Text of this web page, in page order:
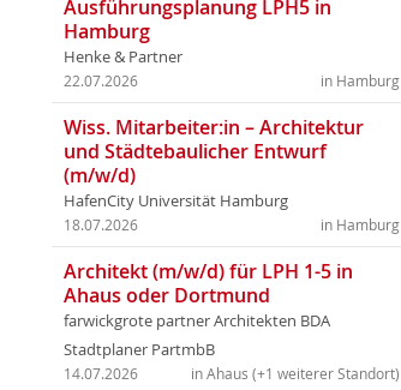
Ausführungsplanung LPH5 in
Hamburg
Henke & Partner
in Hamburg
22.07.2026
Wiss. Mitarbeiter:in – Architektur
und Städtebaulicher Entwurf
(m/w/d)
HafenCity Universität Hamburg
in Hamburg
18.07.2026
Architekt (m/w/d) für LPH 1-5 in
Ahaus oder Dortmund
farwickgrote partner Architekten BDA
Stadtplaner PartmbB
in Ahaus (+1 weiterer Standort)
14.07.2026